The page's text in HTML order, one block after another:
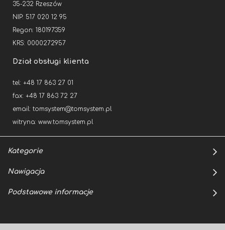
35-232 Rzeszów
NIP: 517 020 12 95
Regon: 180197359
KRS: 0000272957
Dział obsługi klienta
tel: +48 17 863 27 01
fax: +48 17 863 72 27
email: tomsystem@tomsystem.pl
witryna: www.tomsystem.pl
Kategorie
Nawigacja
Podstawowe informacje